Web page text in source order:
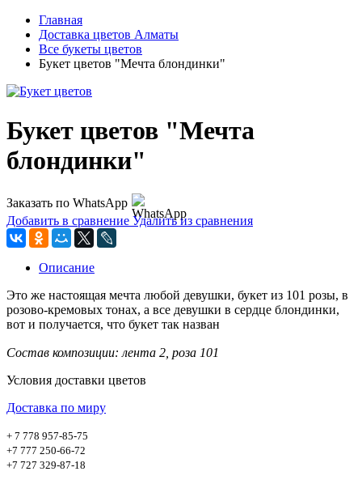
Главная
Доставка цветов Алматы
Все букеты цветов
Букет цветов "Мечта блондинки"
Букет цветов "Мечта
блондинки"
Заказать по WhatsApp
Добавить в сравнение Удалить из сравнения
Описание
Это же настоящая мечта любой девушки, букет из 101 розы, в
розово-кремовых тонах, а все девушки в сердце блондинки,
вот и получается, что букет так назван
Состав композиции: лента 2, роза 101
Условия доставки цветов
Доставка по миру
+ 7 778 957-85-75
+7 777 250-66-72
+7 727 329-87-18